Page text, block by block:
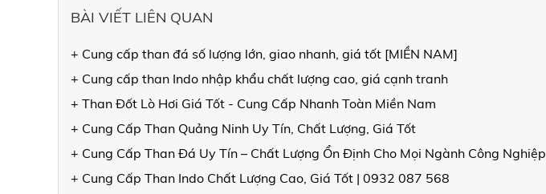
BÀI VIẾT LIÊN QUAN
+ Cung cấp than đá số lượng lớn, giao nhanh, giá tốt [MIỀN NAM]
+ Cung cấp than Indo nhập khẩu chất lượng cao, giá cạnh tranh
+ Than Đốt Lò Hơi Giá Tốt - Cung Cấp Nhanh Toàn Miền Nam
+ Cung Cấp Than Quảng Ninh Uy Tín, Chất Lượng, Giá Tốt
+ Cung Cấp Than Đá Uy Tín – Chất Lượng Ổn Định Cho Mọi Ngành Công Nghiệp
+ Cung Cấp Than Indo Chất Lượng Cao, Giá Tốt | 0932 087 568